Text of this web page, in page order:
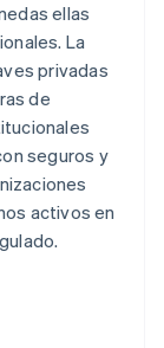
ellas
La
privadas
de
seguros y
activos en